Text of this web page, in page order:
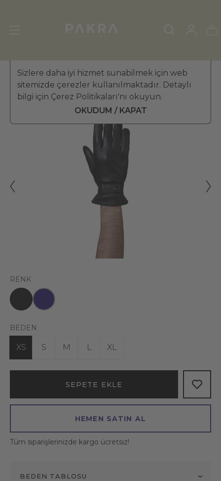
Sizlere daha iyi hizmet sunabilmek için web
sitemizde çerezler kullanılmaktadır. Detaylı
bilgi için Çerez Politikaları'nı okuyun.
OKUDUM / KAPAT
ERKEK DERİ ELDİVEN »KIŞ ELDİVENİ
PΛKRΛ
Signore Erkek Deri Eldiven
RENK
BEDEN
XS S M L XL
SEPETE EKLE
HEMEN SATIN AL
Tüm siparişlerinizde kargo ücretsiz!
BEDEN TABLOSU